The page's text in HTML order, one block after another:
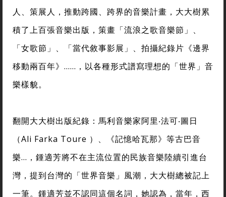
人、策展人，推動跨國、跨界的音樂計畫，大大樹累
積了上百張音樂出版，策畫「流浪之歌音樂節」、
「女歌節」、「當代敘事影展」、拍攝紀錄片《邊界
移動兩百年》……，以各種形式譜寫理想的「世界」音
樂樣貌。
翻開大大樹出版紀錄：馬利音樂家阿里‧法可‧圖日
（Ali Farka Toure ）、《記憶哈瓦那》等古巴音
樂…，鍾適芳將不在主流位置的民族音樂陸續引進台
灣，提到台灣的「世界音樂」風潮，大大樹總被記上
一筆。鍾適芳並不認同這個名詞，她認為，當年，西